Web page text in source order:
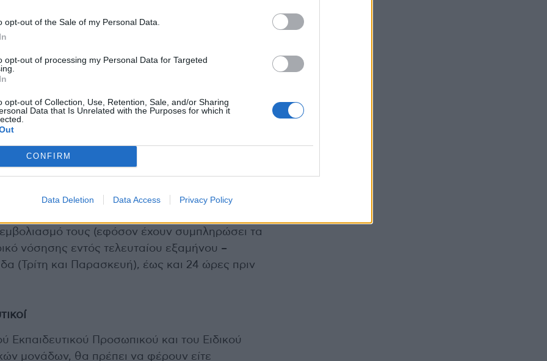
opt-out of the Sale of my Personal Data.
opt-out of processing my Personal Data for Targeted
opt-out of Collection, Use, Retention, Sale, and/or Sharing
Data that Is Unrelated with the Purposes for which it
CONFIRM
Data Deletion Data Access Privacy Policy
Κυριακή. Η επιχείρηση “Ελευθερία”
Υπουργείο Παιδείας, η προσέλευση στις
13 Σεπτεμβρίου, θα γίνεται ως εξής:
εξάμηνου ή τη σχολική κάρτα COVID-19
από την πλατφόρμα
για τον κορωνοϊό για τους μαθητές όλων
και Δευτεροβάθμιας Εκπαίδευσης – εκτός
τους (εφόσον έχουν συμπληρώσει τα
νόσησης εντός τελευταίου εξαμήνου –
(Τρίτη και Παρασκευή), έως και 24 ώρες πριν
Εκπαιδευτικού Προσωπικού και του Ειδικού
μονάδων, θα πρέπει να φέρουν είτε